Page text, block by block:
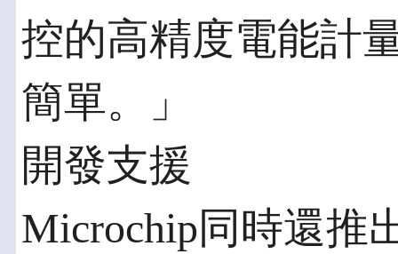
控的高精度電能計
簡單。」
開發支援
Microchip同時還推